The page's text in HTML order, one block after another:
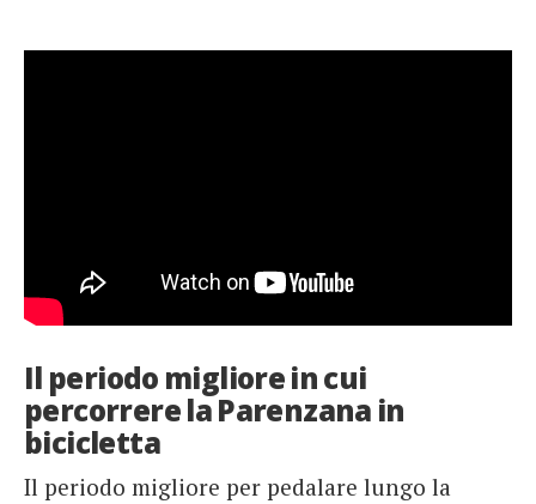
Il periodo migliore in cui
percorrere la Parenzana in
bicicletta
Il periodo migliore per pedalare lungo la